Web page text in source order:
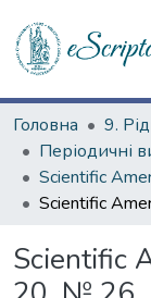
Головна
Scientific